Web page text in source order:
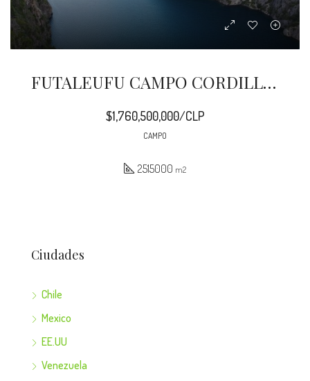
FUTALEUFU CAMPO CORDILLERANO 251,5 HA
$1,760,500,000/CLP
CAMPO
2515000 m2
Ciudades
Chile
Mexico
EE.UU
Venezuela